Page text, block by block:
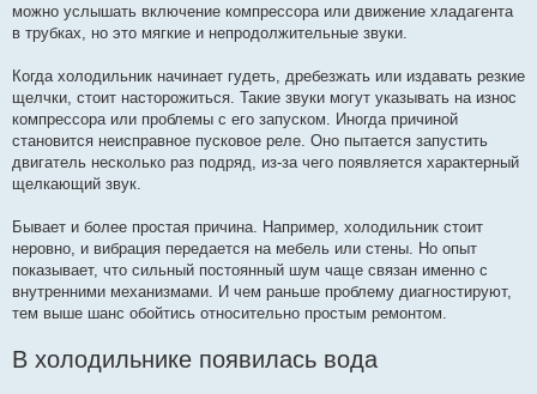
можно услышать включение компрессора или движение хладагента
в трубках, но это мягкие и непродолжительные звуки.
Когда холодильник начинает гудеть, дребезжать или издавать резкие
щелчки, стоит насторожиться. Такие звуки могут указывать на износ
компрессора или проблемы с его запуском. Иногда причиной
становится неисправное пусковое реле. Оно пытается запустить
двигатель несколько раз подряд, из-за чего появляется характерный
щелкающий звук.
Бывает и более простая причина. Например, холодильник стоит
неровно, и вибрация передается на мебель или стены. Но опыт
показывает, что сильный постоянный шум чаще связан именно с
внутренними механизмами. И чем раньше проблему диагностируют,
тем выше шанс обойтись относительно простым ремонтом.
В холодильнике появилась вода